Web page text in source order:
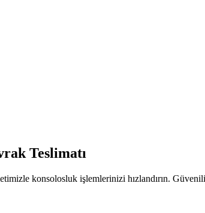
Teslimatı
konsolosluk işlemlerinizi hızlandırın.